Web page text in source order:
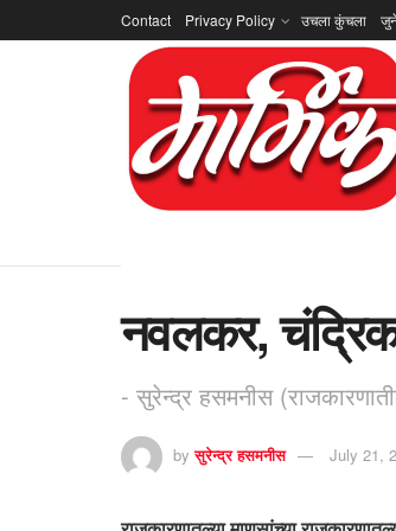
Contact Privacy Policy उचला कुंचला
नवलकर,
- सुरेन्द्र हसमनीस
by सुरेन्द्र हसमनीस July 21,